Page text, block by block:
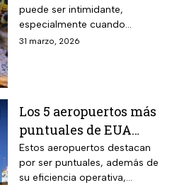
puede ser intimidante,
especialmente cuando
aparecen cerca de viviendas,
31 marzo, 2026
Los 5 aeropuertos más
puntuales de EUA
para viajar en Semana
Santa
Estos aeropuertos destacan
por ser puntuales, además de
su eficiencia operativa,